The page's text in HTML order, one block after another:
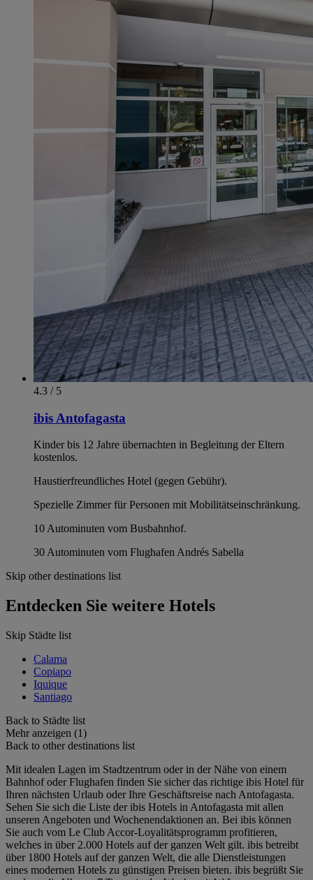
4.3 / 5
ibis Antofagasta
Kinder bis 12 Jahre übernachten in Begleitung der Eltern
kostenlos.
Haustierfreundliches Hotel (gegen Gebühr).
Spezielle Zimmer für Personen mit Mobilitätseinschränkung.
10 Autominuten vom Busbahnhof.
30 Autominuten vom Flughafen Andrés Sabella
Skip other destinations list
Entdecken Sie weitere Hotels
Skip Städte list
Calama
Copiapo
Iquique
Santiago
Back to Städte list
Mehr anzeigen (1)
Back to other destinations list
Mit idealen Lagen im Stadtzentrum oder in der Nähe von einem
Bahnhof oder Flughafen finden Sie sicher das richtige ibis Hotel für
Ihren nächsten Urlaub oder Ihre Geschäftsreise nach Antofagasta.
Sehen Sie sich die Liste der ibis Hotels in Antofagasta mit allen
unseren Angeboten und Wochenendaktionen an. Bei ibis können
Sie auch vom Le Club Accor-Loyalitätsprogramm profitieren,
welches in über 2.000 Hotels auf der ganzen Welt gilt. ibis betreibt
über 1800 Hotels auf der ganzen Welt, die alle Dienstleistungen
eines modernen Hotels zu günstigen Preisen bieten. ibis begrüßt Sie